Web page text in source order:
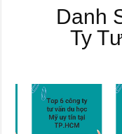
Danh
Ty